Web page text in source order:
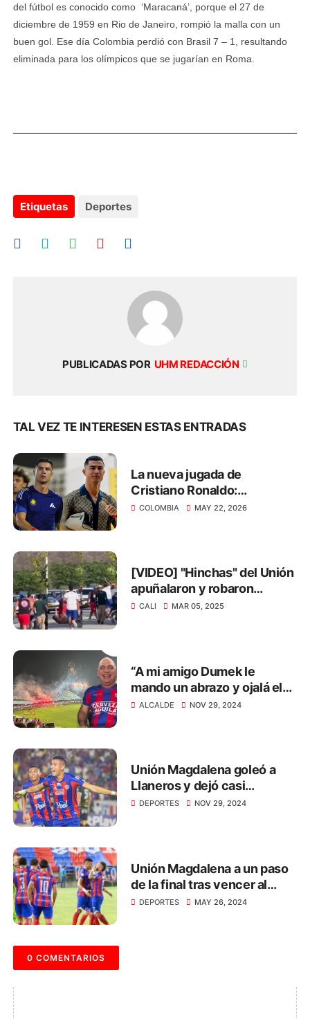
del fútbol es conocido como ‘Maracaná’, porque el 27 de
diciembre de 1959 en Rio de Janeiro, rompió la malla con un
buen gol. Ese día Colombia perdió con Brasil 7 – 1, resultando
eliminada para los olímpicos que se jugarían en Roma.
Etiquetas Deportes
PUBLICADAS POR UHM REDACCIÓN
TAL VEZ TE INTERESEN ESTAS ENTRADAS
La nueva jugada de
Cristiano Ronaldo:
transmitirá el Mundial 2026
COLOMBIA MAY 22, 2026
[VIDEO] "Hinchas" del Unión
apuñalaron y robaron
zapatos a barrista del Cali
CALI MAR 05, 2025
“A mi amigo Dumek le
mando un abrazo y ojalá el
Cartagena suba para ver los
ALCALDE NOV 29, 2024
Unión Magdalena goleó a
Llaneros y dejó casi
sentenciada la final de la B
DEPORTES NOV 29, 2024
Unión Magdalena a un paso
de la final tras vencer al
Deportes Quindío
DEPORTES MAY 26, 2024
0 COMENTARIOS